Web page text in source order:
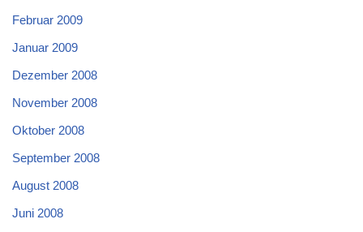
Februar 2009
Januar 2009
Dezember 2008
November 2008
Oktober 2008
September 2008
August 2008
Juni 2008